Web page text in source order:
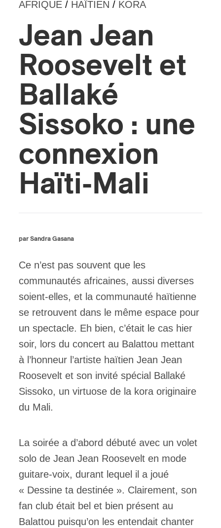
AFRIQUE / HAÏTIEN / KORA
Jean Jean
Roosevelt et
Ballaké
Sissoko : une
connexion
Haïti-Mali
par Sandra Gasana
Ce n’est pas souvent que les
communautés africaines, aussi diverses
soient-elles, et la communauté haïtienne
se retrouvent dans le même espace pour
un spectacle. Eh bien, c’était le cas hier
soir, lors du concert au Balattou mettant
à l’honneur l’artiste haïtien Jean Jean
Roosevelt et son invité spécial Ballaké
Sissoko, un virtuose de la kora originaire
du Mali.
La soirée a d’abord débuté avec un volet
solo de Jean Jean Roosevelt en mode
guitare-voix, durant lequel il a joué
« Dessine ta destinée ». Clairement, son
fan club était bel et bien présent au
Balattou puisqu’on les entendait chanter